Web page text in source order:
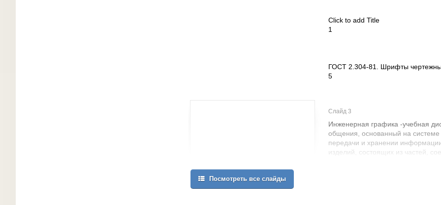
Click to add Title
1
ГОСТ 2.304-81. Шрифты
5
Слайд 3
Инженерная графика -учебная
общения, основанный на системе
передачи и хранении
изделий, состоящих из частей,
Посмотреть все слайды